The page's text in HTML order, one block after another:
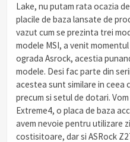
Lake, nu putam rata ocazia
placile de baza lansate de
vazut cum se prezinta trei
modele MSI, a venit
ograda Asrock, acestia
modele. Desi fac parte din
acestea sunt similare in ceea
precum si setul de dotari.
Extreme4, o placa de baza
avem nevoie pentru utilizare
costisitoare, dar si ASRock